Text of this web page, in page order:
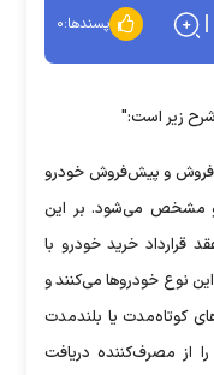
پسندها:۰
شرح زیر است:"
فروش و پیش‌فروش خودرو
مشخص می‌شود. بر این
قرارداد خرید خودرو با
نوع خودروها می‌کنند و
کوتاه‌مدت یا بلندمدت
از مصرف‌کننده دریافت